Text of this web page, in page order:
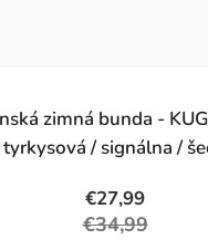
zimná bunda -
tyrkysová / signálna /
€27,99
€34,99